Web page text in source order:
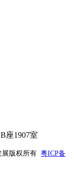
座1907室
展版权所有 粤ICP备